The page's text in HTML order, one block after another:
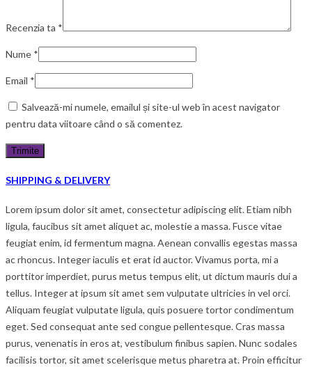
Recenzia ta *
Nume *
Email *
Salvează-mi numele, emailul și site-ul web în acest navigator
pentru data viitoare când o să comentez.
SHIPPING & DELIVERY
Lorem ipsum dolor sit amet, consectetur adipiscing elit. Etiam nibh
ligula, faucibus sit amet aliquet ac, molestie a massa. Fusce vitae
feugiat enim, id fermentum magna. Aenean convallis egestas massa
ac rhoncus. Integer iaculis et erat id auctor. Vivamus porta, mi a
porttitor imperdiet, purus metus tempus elit, ut dictum mauris dui a
tellus. Integer at ipsum sit amet sem vulputate ultricies in vel orci.
Aliquam feugiat vulputate ligula, quis posuere tortor condimentum
eget. Sed consequat ante sed congue pellentesque. Cras massa
purus, venenatis in eros at, vestibulum finibus sapien. Nunc sodales
facilisis tortor, sit amet scelerisque metus pharetra at. Proin efficitur